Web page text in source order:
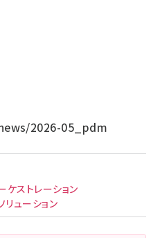
2026-05_pdm
ケストレーション
リューション